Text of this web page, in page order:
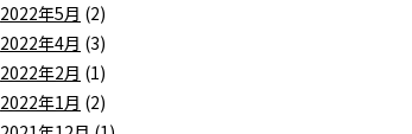
2022年5月 (2)
2022年4月 (3)
2022年2月 (1)
2022年1月 (2)